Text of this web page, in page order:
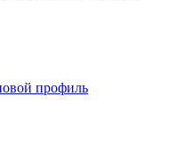
профиль